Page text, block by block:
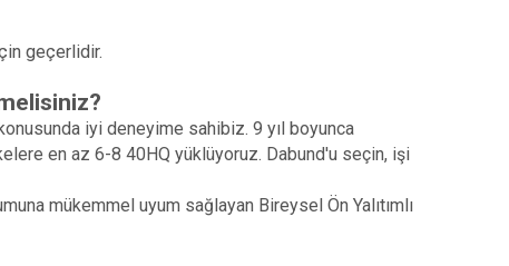
geçerlidir.
iyi deneyime sahibiz. 9 yıl boyunca
en az 6-8 40HQ yüklüyoruz. Dabund'u seçin, işi
mükemmel uyum sağlayan Bireysel Ön Yalıtımlı